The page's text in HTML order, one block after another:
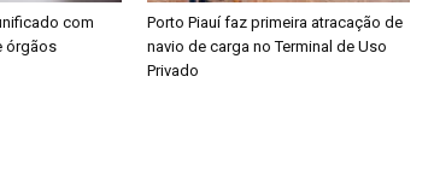
com
órgãos
Porto Piauí faz primeira atracação de
navio de carga no Terminal de Uso
Privado